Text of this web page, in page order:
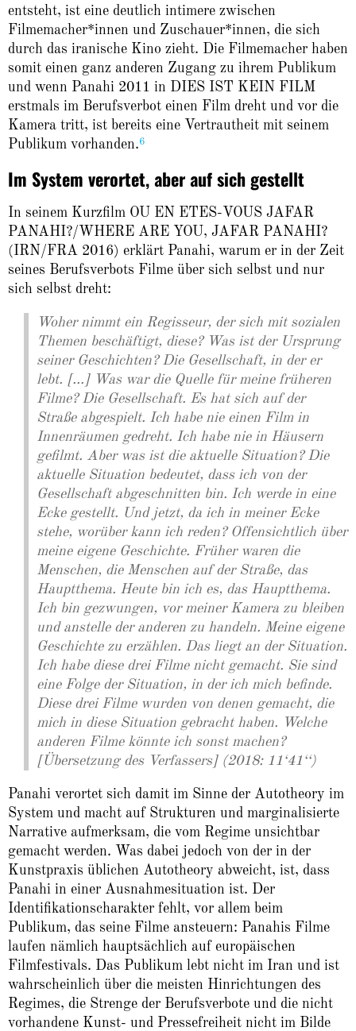
entsteht, ist eine deutlich intimere zwischen
Filmemacher*innen und Zuschauer*innen, die sich
durch das iranische Kino zieht. Die Filmemacher haben
somit einen ganz anderen Zugang zu ihrem Publikum
und wenn Panahi 2011 in DIES IST KEIN
FILM
erstmals im Berufsverbot einen Film dreht und vor die
Kamera tritt, ist bereits eine Vertrautheit mit seinem
Publikum vorhanden.6
Im System verortet, aber auf sich gestellt
In seinem Kurzfilm OU EN ETES-VOUS JAFAR
PANAHI?/WHERE ARE YOU, JAFAR PANAHI?
(IRN/FRA 2016) erklärt Panahi, warum er in der Zeit
seines Berufsverbots Filme über sich selbst und nur
sich selbst dreht:
Woher nimmt ein Regisseur, der sich mit sozialen
Themen beschäftigt, diese? Was ist der Ursprung
seiner Geschichten? Die Gesellschaft, in der er
lebt. [...] Was war die Quelle für meine früheren
Filme? Die Gesellschaft. Es hat sich auf der
Straße abgespielt. Ich habe nie einen Film in
Innenräumen gedreht. Ich habe nie in Häusern
gefilmt. Aber was ist die aktuelle Situation? Die
aktuelle Situation bedeutet, dass ich von der
Gesellschaft abgeschnitten bin. Ich werde in eine
Ecke gestellt. Und jetzt, da ich in meiner Ecke
stehe, worüber kann ich reden? Offensichtlich über
meine eigene Geschichte. Früher waren die
Menschen, die Menschen auf der Straße, das
Hauptthema. Heute bin ich es, das Hauptthema.
Ich bin gezwungen, vor meiner Kamera zu bleiben
und anstelle der anderen zu handeln. Meine eigene
Geschichte zu erzählen. Das liegt an der Situation.
Ich habe diese drei Filme nicht gemacht. Sie sind
eine Folge der Situation, in der ich mich befinde.
Diese drei Filme wurden von denen gemacht, die
mich in diese Situation gebracht haben. Welche
anderen Filme könnte ich sonst machen?
[Übersetzung des Verfassers] (2018: 11‘41‘‘)
Panahi verortet sich damit im Sinne der Autotheory im
System und macht auf Strukturen und marginalisierte
Narrative aufmerksam, die vom Regime unsichtbar
gemacht werden. Was dabei jedoch von der in der
Kunstpraxis üblichen Autotheory abweicht, ist, dass
Panahi in einer Ausnahmesituation ist. Der
Identifikationscharakter fehlt, vor allem beim
Publikum, das seine Filme ansteuern: Panahis Filme
laufen nämlich hauptsächlich auf europäischen
Filmfestivals. Das Publikum lebt nicht im Iran und ist
wahrscheinlich über die meisten Hinrichtungen des
Regimes, die Strenge der Berufsverbote und die nicht
vorhandene Kunst- und Pressefreiheit nicht im Bilde